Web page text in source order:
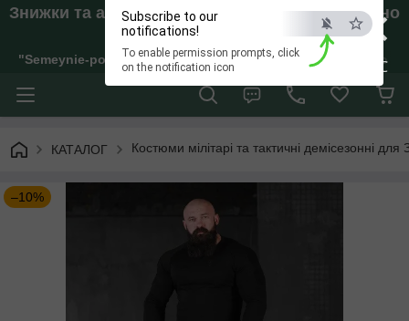
×
ESC
Subscribe to our
notifications!
To enable permission prompts, click
on the notification icon
Знижки та акції. Відправки тільки якщо внесено
Аванс!
"Semeynie-pokupki" Інтернет-магазин жіночого, дитячого та
КАТАЛОГ Костюми мілітарі та тактичні демісезонні для
–10%